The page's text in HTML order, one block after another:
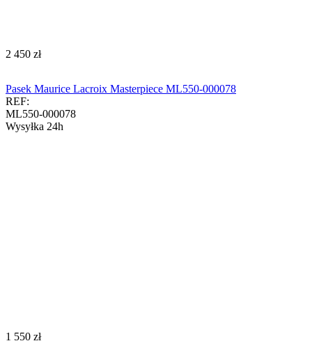
‍2 450‍ zł
Pasek Maurice Lacroix Masterpiece ML550-000078
REF:
ML550-000078
Wysyłka 24h
‍1 550‍ zł